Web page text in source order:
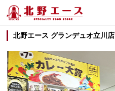
北野エース グランデュオ立川店